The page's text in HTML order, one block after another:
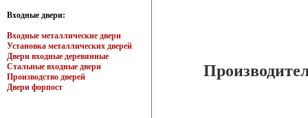
Входные двери:
Входные металлические двери
Установка металлических дверей
Двери входные деревянные
Стальные входные двери
Производство дверей
Двери форпост